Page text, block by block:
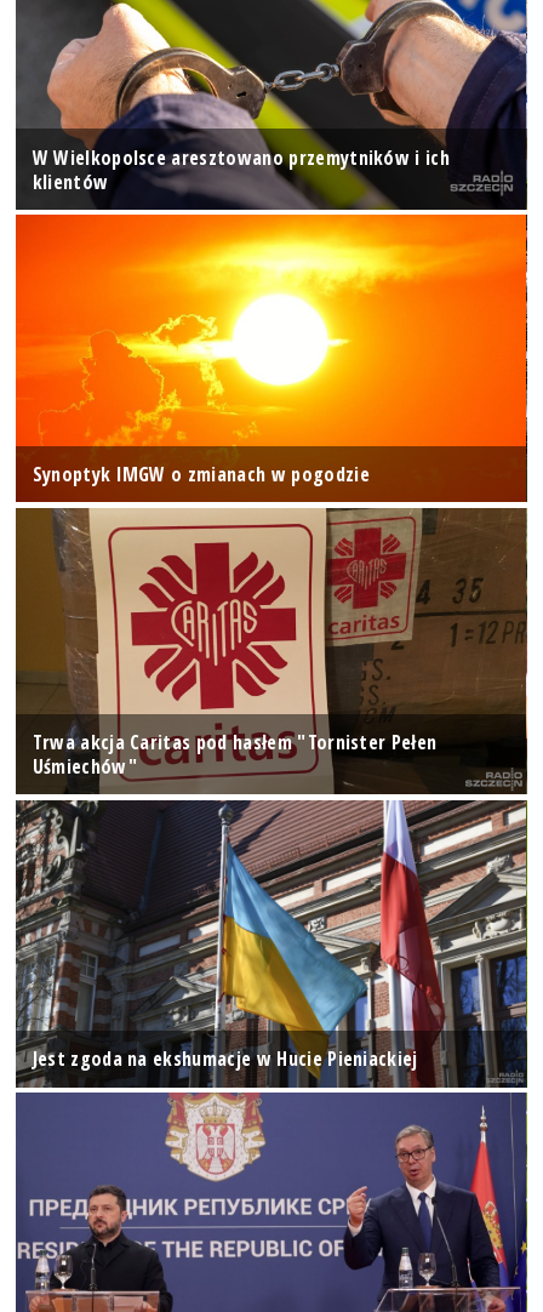
W Wielkopolsce aresztowano przemytników i ich
klientów
Synoptyk IMGW o zmianach w pogodzie
Trwa akcja Caritas pod hasłem "Tornister Pełen
Uśmiechów"
Jest zgoda na ekshumacje w Hucie Pieniackiej